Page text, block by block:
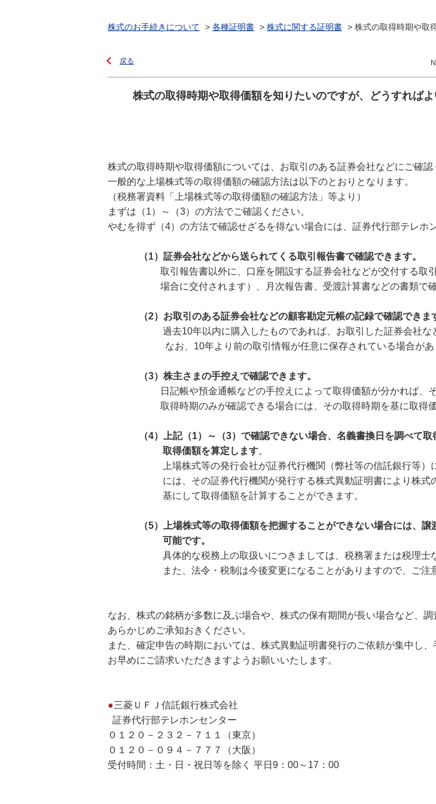
株式のお手続きについて > 各種証明書 > 株式に関する証明書 > 株式の取得時期や取
戻る
株式の取得時期や取得価額を知りたいのですが、どうすればよ
株式の取得時期や取得価額については、お取引のある証券会社などにご確認
一般的な上場株式等の取得価額の確認方法は以下のとおりとなります。
（税務署資料「上場株式等の取得価額の確認方法」等より）
まずは（1）～（3）の方法でご確認ください。
やむを得ず（4）の方法で確認せざるを得ない場合には、証券代行部テレホ
（1）証券会社などから送られてくる取引報告書で確認できます。
取引報告書以外に、口座を開設する証券会社などが交付する取引
場合に交付されます）、月次報告書、受渡計算書などの書類で確
（2）お取引のある証券会社などの顧客勘定元帳の記録で確認できま
過去10年以内に購入したものであれば、お取引した証券会社など
なお、10年より前の取引情報が任意に保存されている場合があ
（3）株主さまの手控えで確認できます。
日記帳や預金通帳などの手控えによって取得価額が分かれば、そ
取得時期のみが確認できる場合には、その取得時期を基に取得価
（4）上記（1）～（3）で確認できない場合、名義書換日を調べて
取得価額を算定します。
上場株式等の発行会社が証券代行機関（弊社等の信託銀行等）に
には、その証券代行機関が発行する株式異動証明書により株式の
基にして取得価額を計算することができます。
（5）上場株式等の取得価額を把握することができない場合には、
可能です。
具体的な税務上の取扱いにつきましては、税務署または税理士な
また、法令・税制は今後変更になることがありますので、ご注意
なお、株式の銘柄が多数に及ぶ場合や、株式の保有期間が長い場合など、調
あらかじめご承知おきください。
また、確定申告の時期においては、株式異動証明書発行のご依頼が集中し、
お早めにご請求いただきますようお願いいたします。
●三菱ＵＦＪ信託銀行株式会社
証券代行部テレホンセンター
０１２０－２３２－７１１（東京）
０１２０－０９４－７７７（大阪）
受付時間：土・日・祝日等を除く 平日9：00～17：00